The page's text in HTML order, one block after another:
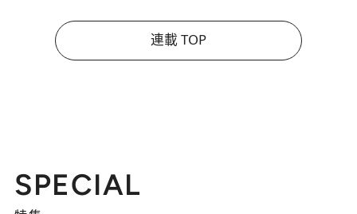
連載 TOP
SPECIAL